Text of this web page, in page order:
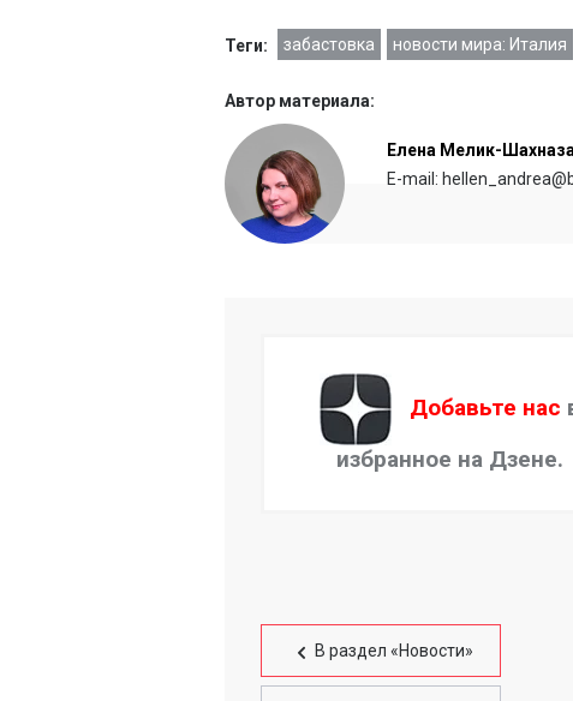
Теги: забастовка новости мира: Италия
Автор материала:
Елена Мелик-
E-mail:
Добавьте нас
избранное на Дзене.
В раздел «Новости»